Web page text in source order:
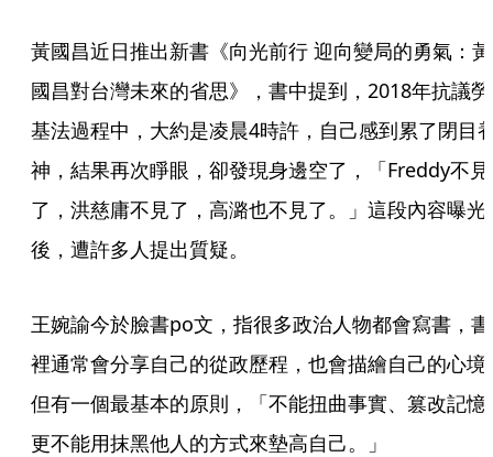
黃國昌近日推出新書《向光前行 迎向變局的勇氣：黃
國昌對台灣未來的省思》，書中提到，2018年抗議勞
基法過程中，大約是凌晨4時許，自己感到累了閉目
神，結果再次睜眼，卻發現身邊空了，「Freddy不見
了，洪慈庸不見了，高潞也不見了。」這段內容曝光
後，遭許多人提出質疑。
王婉諭今於臉書po文，指很多政治人物都會寫書，書
裡通常會分享自己的從政歷程，也會描繪自己的心境
但有一個最基本的原則，「不能扭曲事實、篡改記憶
更不能用抹黑他人的方式來墊高自己。」